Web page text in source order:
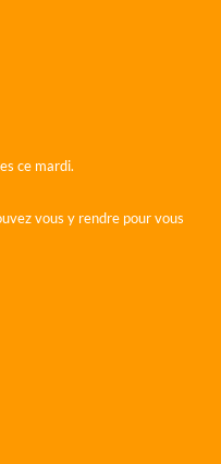
ce mardi.
vous y rendre pour vous